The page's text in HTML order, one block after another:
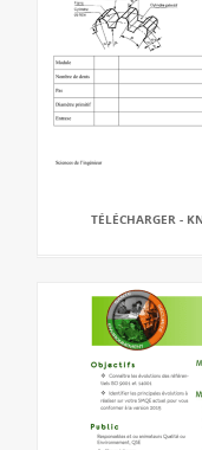
TÉLÉCHARGER -